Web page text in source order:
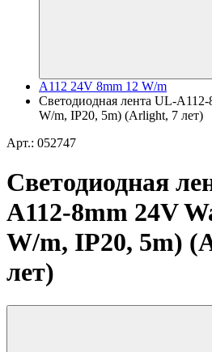
A112 24V 8mm 12 W/m
Светодиодная лента UL-
W/m, IP20, 5m) (Arlight, 7 лет)
Арт.: 052747
Светодиодная
A112-8mm 24V
W/m, IP20, 5m)
лет)